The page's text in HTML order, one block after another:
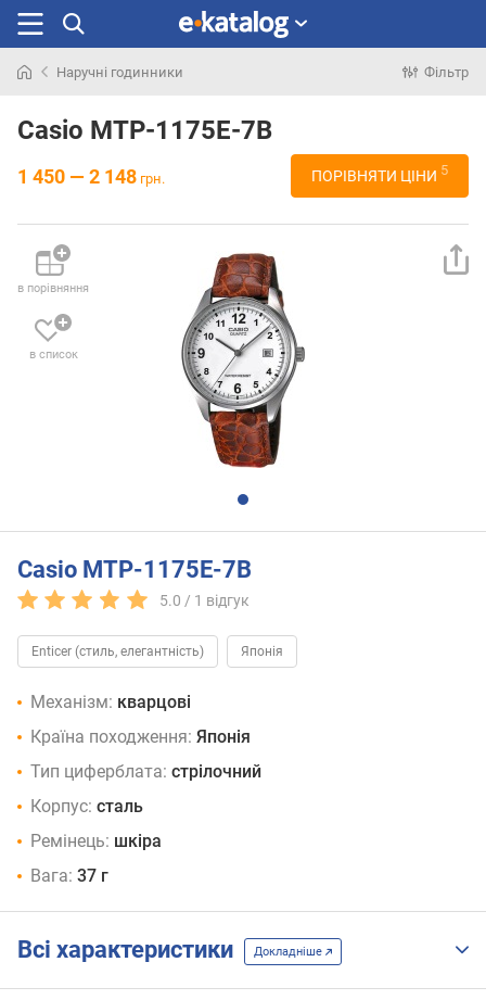
раніше
Наручні годинники Фільтр
Casio MTP-1175E-7B
1 450 — 2 148 грн. ПОРІВНЯТИ ЦІНИ 5
в порівняння
в список
Casio MTP-1175E-7B
5.0 / 1 відгук
Enticer (стиль, елегантність) Японія
Механізм: кварцові
Країна походження: Японія
Тип циферблата: стрілочний
Корпус: сталь
Ремінець: шкіра
Вага: 37 г
Всі характеристики Докладніше